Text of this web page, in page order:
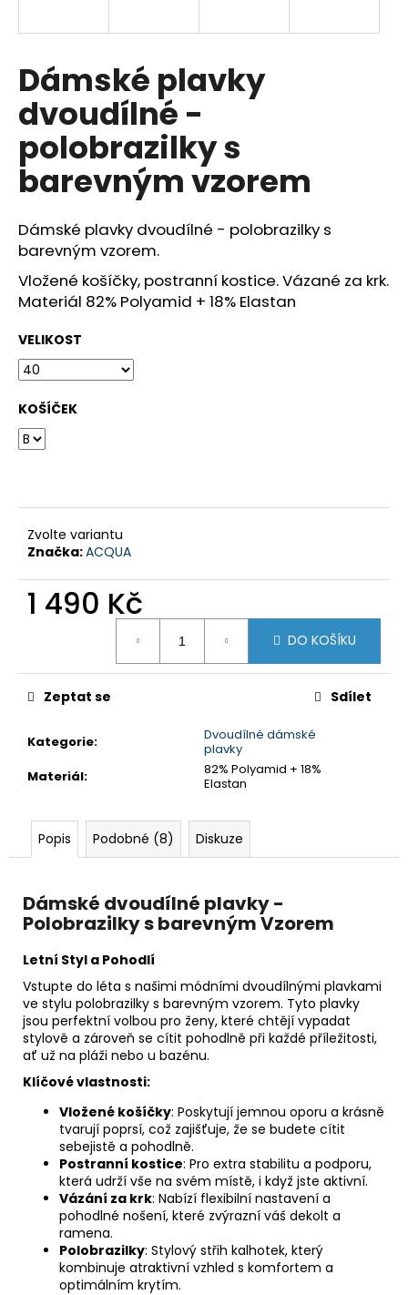
Dámské plavky
dvoudílné -
polobrazilky s
barevným vzorem
Dámské plavky dvoudílné - polobrazilky s
barevným vzorem.
Vložené košíčky, postranní kostice. Vázané za krk.
Materiál 82% Polyamid + 18% Elastan
VELIKOST
KOŠÍČEK
Zvolte variantu
Značka:ACQUA
1 490 Kč
DO KOŠÍKU
Kategorie:
Dvoudílné dámské
plavky
Materiál:
82% Polyamid + 18%
Elastan
Zeptat se Sdílet
Popis Podobné (8) Diskuze
Dámské dvoudílné plavky -
Polobrazilky s barevným Vzorem
Letní Styl a Pohodlí
Vstupte do léta s našimi módními dvoudílnými plavkami
ve stylu polobrazilky s barevným vzorem. Tyto plavky
jsou perfektní volbou pro ženy, které chtějí vypadat
stylově a zároveň se cítit pohodlně při každé příležitosti,
ať už na pláži nebo u bazénu.
Klíčové vlastnosti:
Vložené košíčky: Poskytují jemnou oporu a krásně
tvarují poprsí, což zajišťuje, že se budete cítit
sebejistě a pohodlně.
Postranní kostice: Pro extra stabilitu a podporu,
která udrží vše na svém místě, i když jste aktivní.
Vázání za krk: Nabízí flexibilní nastavení a
pohodlné nošení, které zvýrazní váš dekolt a
ramena.
Polobrazilky: Stylový střih kalhotek, který
kombinuje atraktivní vzhled s komfortem a
optimálním krytím.
í
t
?
D
o
p
o
r
č
u
j
e
PLAVKY
DVOUDÍLNÉ
TYRKYSOVÉ
BAREVNÝMI
560